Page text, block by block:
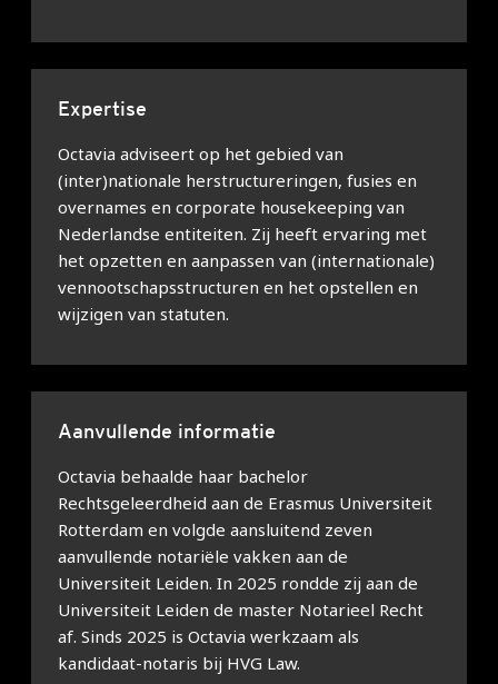
Expertise
Octavia adviseert op het gebied van
(inter)nationale herstructureringen, fusies en
overnames en corporate housekeeping van
Nederlandse entiteiten. Zij heeft ervaring met
het opzetten en aanpassen van (internationale)
vennootschapsstructuren en het opstellen en
wijzigen van statuten.
Aanvullende informatie
Octavia behaalde haar bachelor
Rechtsgeleerdheid aan de Erasmus Universiteit
Rotterdam en volgde aansluitend zeven
aanvullende notariële vakken aan de
Universiteit Leiden. In 2025 rondde zij aan de
Universiteit Leiden de master Notarieel Recht
af. Sinds 2025 is Octavia werkzaam als
kandidaat-notaris bij HVG Law.